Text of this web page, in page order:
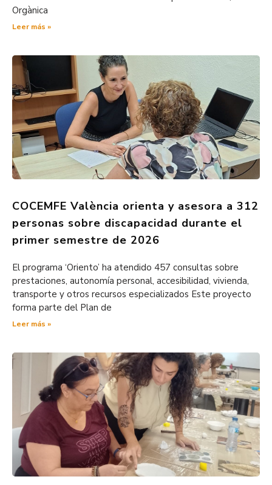
Orgànica
Leer más »
COCEMFE València orienta y asesora a 312
personas sobre discapacidad durante el
primer semestre de 2026
El programa ‘Oriento’ ha atendido 457 consultas sobre
prestaciones, autonomía personal, accesibilidad, vivienda,
transporte y otros recursos especializados Este proyecto
forma parte del Plan de
Leer más »